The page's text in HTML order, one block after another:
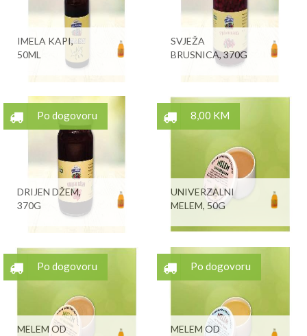
IMELA KAPI,
50ML
SVJEŽA
BRUSNICA, 370G
Po dogovoru
DRIJEN DŽEM,
370G
8,00 KM
UNIVERZALNI
MELEM, 50G
Po dogovoru
MELEM OD
Po dogovoru
MELEM OD